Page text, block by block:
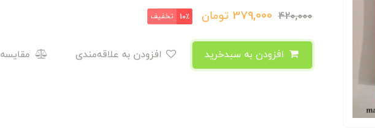
420,000
379,000 تومان 10٪ تخفیف
مقایسه